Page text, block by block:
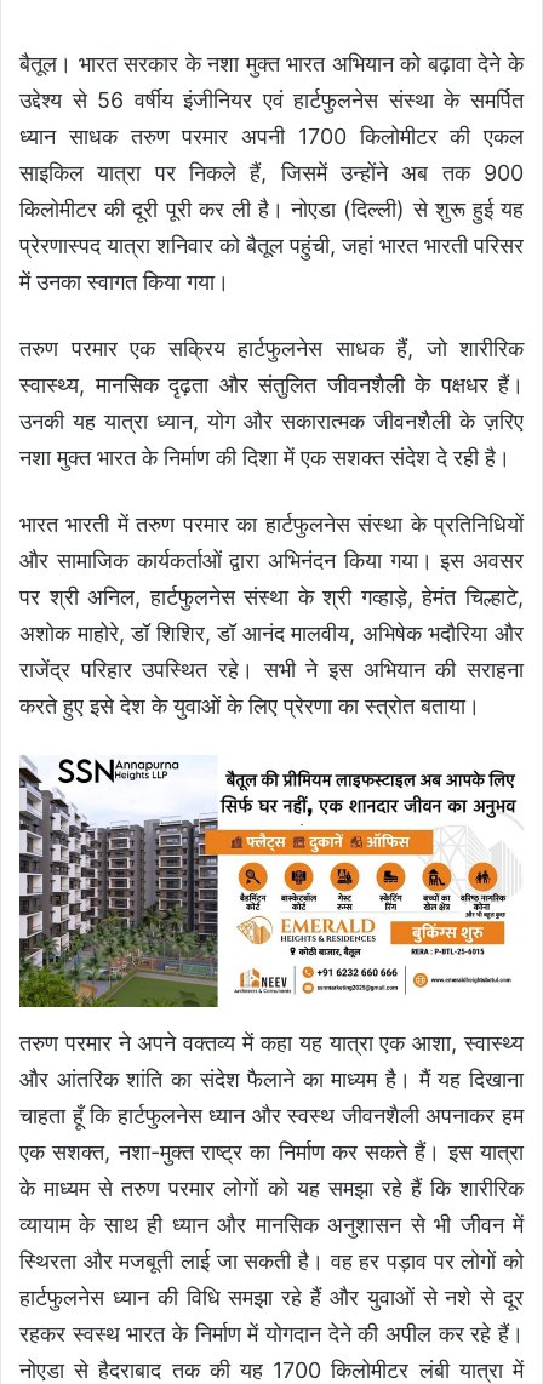
बैतूल। भारत सरकार के नशा मुक्त भारत अभियान को बढ़ावा देने के
उद्देश्य से 56 वर्षीय इंजीनियर एवं हार्टफुलनेस संस्था के समर्पित
ध्यान साधक तरुण परमार अपनी 1700 किलोमीटर की एकल
साइकिल यात्रा पर निकले हैं, जिसमें उन्होंने अब तक 900
किलोमीटर की दूरी पूरी कर ली है। नोएडा (दिल्ली) से शुरू हुई यह
प्रेरणास्पद यात्रा शनिवार को बैतूल पहुंची, जहां भारत भारती परिसर
में उनका स्वागत किया गया।
तरुण परमार एक सक्रिय हार्टफुलनेस साधक हैं, जो शारीरिक
स्वास्थ्य, मानसिक दृढ़ता और संतुलित जीवनशैली के पक्षधर हैं।
उनकी यह यात्रा ध्यान, योग और सकारात्मक जीवनशैली के ज़रिए
नशा मुक्त भारत के निर्माण की दिशा में एक सशक्त संदेश दे रही है।
भारत भारती में तरुण परमार का हार्टफुलनेस संस्था के प्रतिनिधियों
और सामाजिक कार्यकर्ताओं द्वारा अभिनंदन किया गया। इस अवसर
पर श्री अनिल, हार्टफुलनेस संस्था के श्री गव्हाड़े, हेमंत चिल्हाटे,
अशोक माहोरे, डॉ शिशिर, डॉ आनंद मालवीय, अभिषेक भदौरिया और
राजेंद्र परिहार उपस्थित रहे। सभी ने इस अभियान की सराहना
करते हुए इसे देश के युवाओं के लिए प्रेरणा का स्त्रोत बताया।
तरुण परमार ने अपने वक्तव्य में कहा यह यात्रा एक आशा, स्वास्थ्य
और आंतरिक शांति का संदेश फैलाने का माध्यम है। मैं यह दिखाना
चाहता हूँ कि हार्टफुलनेस ध्यान और स्वस्थ जीवनशैली अपनाकर हम
एक सशक्त, नशा-मुक्त राष्ट्र का निर्माण कर सकते हैं। इस यात्रा
के माध्यम से तरुण परमार लोगों को यह समझा रहे हैं कि शारीरिक
व्यायाम के साथ ही ध्यान और मानसिक अनुशासन से भी जीवन में
स्थिरता और मजबूती लाई जा सकती है। वह हर पड़ाव पर लोगों को
हार्टफुलनेस ध्यान की विधि समझा रहे हैं और युवाओं से नशे से दूर
रहकर स्वस्थ भारत के निर्माण में योगदान देने की अपील कर रहे हैं।
नोएडा से हैदराबाद तक की यह 1700 किलोमीटर लंबी यात्रा में